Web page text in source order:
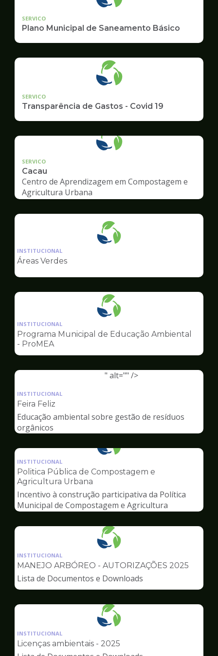
SERVICO
Plano Municipal de Saneamento Básico
SERVICO
Transparência de Gastos - Covid 19
SERVICO
Cacau
Centro de Aprendizagem em Compostagem e
Agricultura Urbana
Ilustração
Meio
Ambiente
INSTITUCIONAL
Áreas Verdes
Ilustração
pagina
Meio
INSTITUCIONAL
Programa Municipal de Educação Ambiental
- ProMEA
" alt="" />
Ilustração
Meio
Ambiente
INSTITUCIONAL
Feira Feliz
Educação ambiental sobre gestão de resíduos
orgânicos
Ilustração
pagina
Meio
Ambiente
INSTITUCIONAL
Politica Pública de Compostagem e
Agricultura Urbana
Incentivo à construção participativa da Política
Municipal de Compostagem e Agricultura
Ilustração
pagina
Meio
INSTITUCIONAL
MANEJO ARBÓREO - AUTORIZAÇÕES 2025
Lista de Documentos e Downloads
Ilustração
pagina
INSTITUCIONAL
Licenças ambientais - 2025